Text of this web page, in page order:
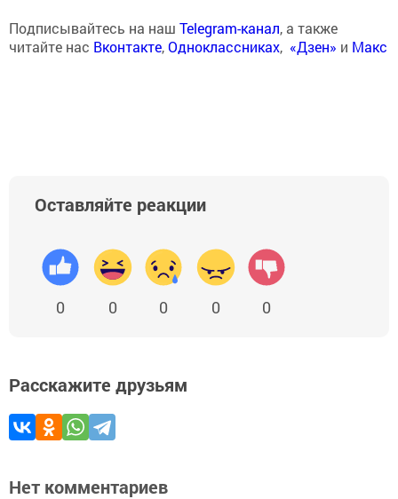
Подписывайтесь на наш Telegram-канал, а также
читайте нас Вконтакте,Одноклассниках, «Дзен» и Макс
Оставляйте реакции
0 0 0 0 0
Расскажите друзьям
Нет комментариев